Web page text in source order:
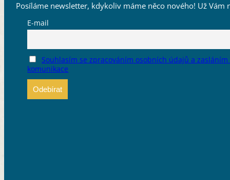
Posíláme newsletter, kdykoliv máme něco nového! Už Vám
E-mail
Souhlasím se zpracováním osobních údajů a
komunikace